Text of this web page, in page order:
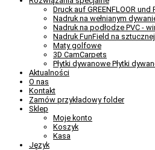
Druck auf GREENFLOOR und
Nadruk na wełnianym
Nadruk na podłodze PVC -
Nadruk FunField na
Maty golfowe
3D CamCarpets
Płytki dywanowe Płytki
Aktualności
O nas
Kontakt
Zamów przykładowy folder
Sklep
Moje konto
Koszyk
Kasa
Język